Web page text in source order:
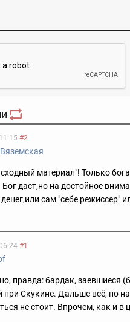
#2
материал"! Только
Бог даст,но на достойное
сам "себе режиссер"
#1
правда: бардак, заевшиеся
Скукине. Дальше всё, по
не стоит. Впрочем, как и в